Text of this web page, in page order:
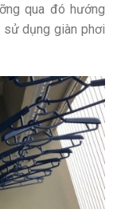
qua đó hướng
sử dụng giàn phơi